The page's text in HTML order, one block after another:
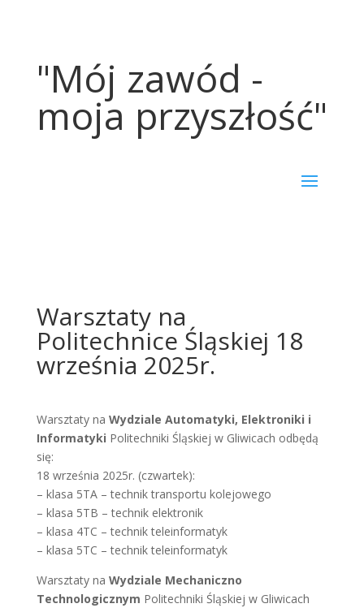
"Mój zawód -
moja przyszłość"
Warsztaty na
Politechnice Śląskiej 18
września 2025r.
Warsztaty na Wydziale Automatyki, Elektroniki i
Informatyki Politechniki Śląskiej w Gliwicach odbędą
się:
18 września 2025r. (czwartek):
– klasa 5TA – technik transportu kolejowego
– klasa 5TB – technik elektronik
– klasa 4TC – technik teleinformatyk
– klasa 5TC – technik teleinformatyk
Warsztaty na Wydziale Mechaniczno
Technologicznym Politechniki Śląskiej w Gliwicach